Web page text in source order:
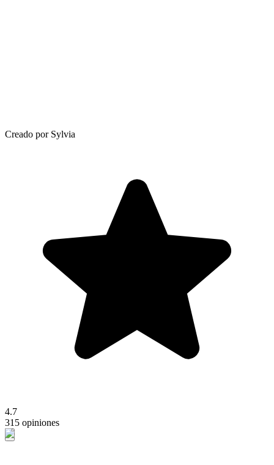
Creado por Sylvia
4.7
315 opiniones